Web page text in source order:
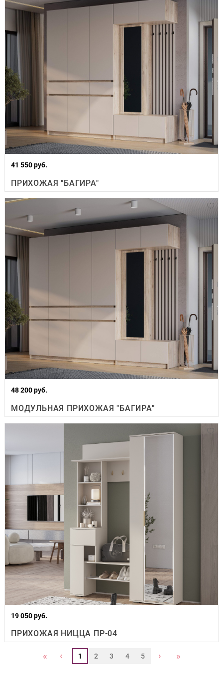
41 550 руб.
ПРИХОЖАЯ "БАГИРА"
48 200 руб.
МОДУЛЬНАЯ ПРИХОЖАЯ "БАГИРА"
19 050 руб.
ПРИХОЖАЯ НИЦЦА ПР-04
« ‹ 1 2 3 4 5 › »